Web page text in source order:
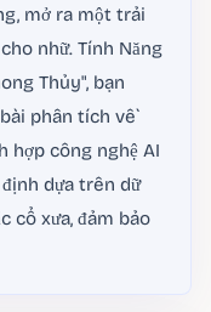
mở ra một trải
nhữ. Tính Năng
Thủy", bạn
phân tích về
hợp công nghệ AI
dựa trên dữ
cổ xưa, đảm bảo